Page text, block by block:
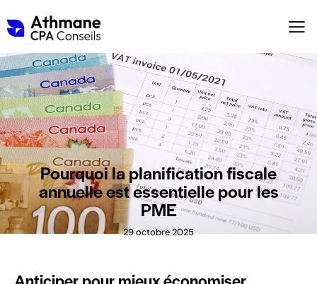
Pourquoi la planification fiscale
annuelle est essentielle pour les
PME
29 octobre 2025